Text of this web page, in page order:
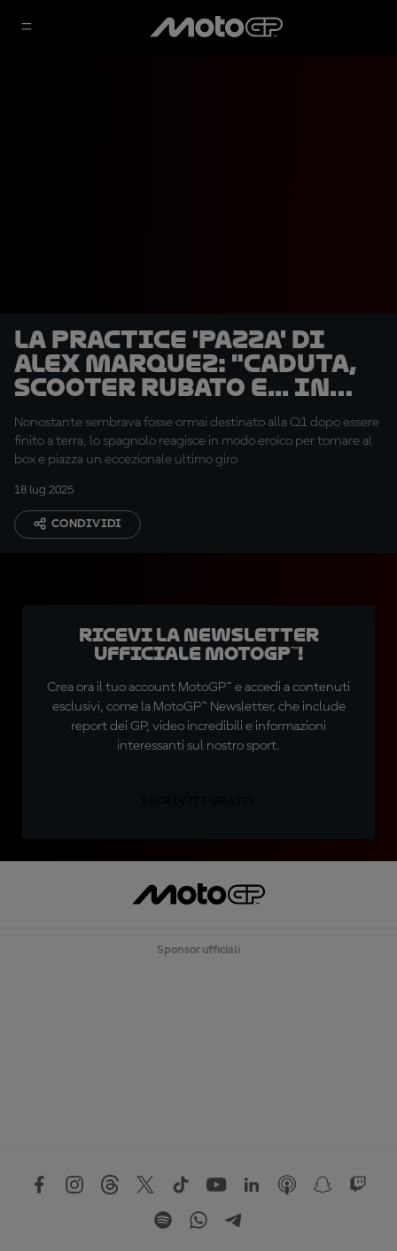
La Practice 'pazza' di
Alex Marquez: "Caduta,
scooter rubato e... in
Q2!"
Nonostante sembrava fosse ormai destinato alla Q1 dopo essere
finito a terra, lo spagnolo reagisce in modo eroico per tornare al
box e piazza un eccezionale ultimo giro
18 lug 2025
CONDIVIDI
Ricevi la newsletter
ufficiale MotoGP™!
Crea ora il tuo account MotoGP™ e accedi a contenuti
esclusivi, come la MotoGP™ Newsletter, che include
report dei GP, video incredibili e informazioni
interessanti sul nostro sport.
Sponsor ufficiali